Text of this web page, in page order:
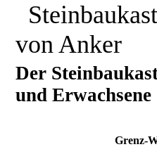
von Anker
Der
und Erwachsene
Grenz-